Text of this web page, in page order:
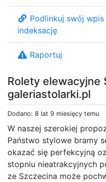
Rolety elewacyjne
galeriastolarki.pl
Dodano: 8 lat 9 miesięcy temu
W naszej szerokiej
Państwo stylowe bramy
okazać się perfekcyjną
stopniu nieatrakcyjnych
ze Szczecina może
Podlinkuj swój
indeksację
Raportuj